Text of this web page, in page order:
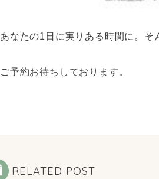
あなたの1日に実りある時間に。そ
ご予約お待ちしております。
RELATED POST